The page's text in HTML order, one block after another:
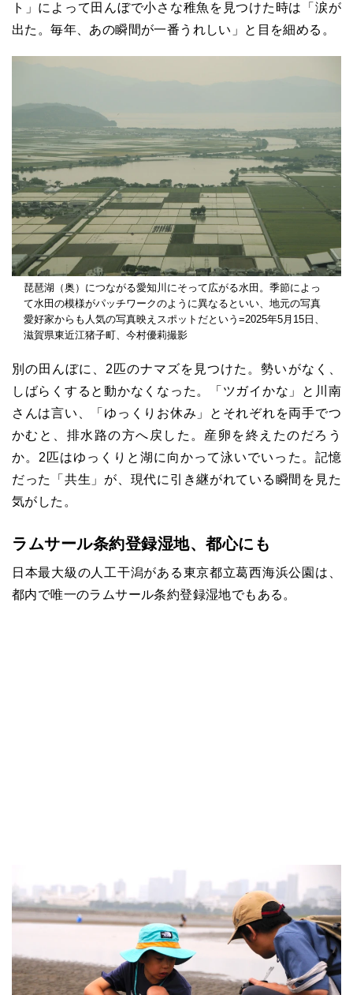
ト」によって田んぼで小さな稚魚を見つけた時は「涙が
出た。毎年、あの瞬間が一番うれしい」と目を細める。
琵琶湖（奥）につながる愛知川にそって広がる水田。季節によっ
て水田の模様がパッチワークのように異なるといい、地元の写真
愛好家からも人気の写真映えスポットだという=2025年5月15日、
滋賀県東近江猪子町、今村優莉撮影
別の田んぼに、2匹のナマズを見つけた。勢いがなく、
しばらくすると動かなくなった。「ツガイかな」と川南
さんは言い、「ゆっくりお休み」とそれぞれを両手でつ
かむと、排水路の方へ戻した。産卵を終えたのだろう
か。2匹はゆっくりと湖に向かって泳いでいった。記憶
だった「共生」が、現代に引き継がれている瞬間を見た
気がした。
ラムサール条約登録湿地、都心にも
日本最大級の人工干潟がある東京都立葛西海浜公園は、
都内で唯一のラムサール条約登録湿地でもある。